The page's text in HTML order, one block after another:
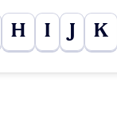
H I J K